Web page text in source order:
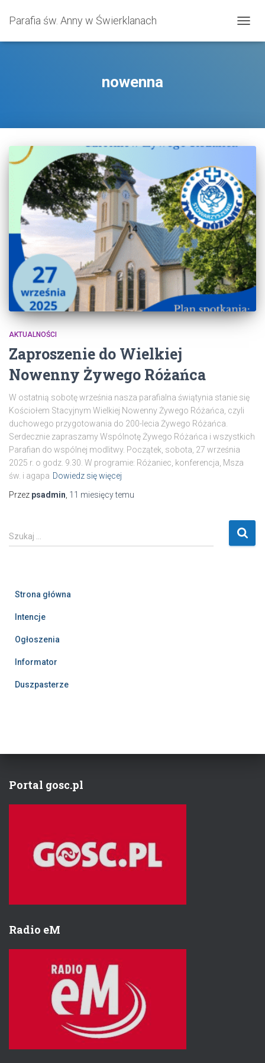
Parafia św. Anny w Świerklanach
nowenna
AKTUALNOŚCI
Zaproszenie do Wielkiej
Nowenny Żywego Różańca
W ostatnią sobotę września nasza parafialna świątynia stanie się
Kościołem Stacyjnym Wielkiej Nowenny Żywego Różańca, czyli
duchowego przygotowania do 200-lecia Żywego Różańca.
Serdecznie zapraszamy Wspólnotę Żywego Różańca i wszystkich
Parafian do wspólnej modlitwy. Początek, sobota, 27 września
2025 r. o godz. 9.30. W programie: Różaniec, konferencja, Msza
św. i agapa Dowiedz się więcej
Przez psadmin 11 miesięcytemu
S
z
Szukaj …
Strona główna
Intencje
Ogłoszenia
Informator
Duszpasterze
Portal gosc.pl
Radio eM